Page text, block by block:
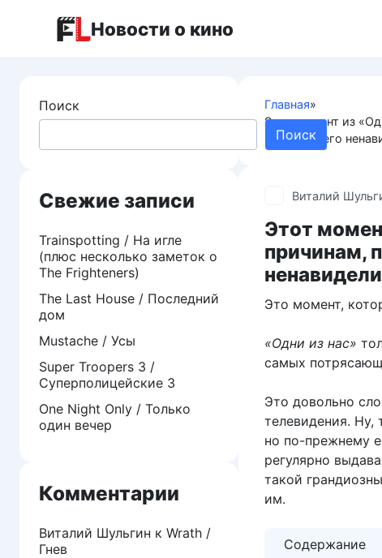
Новости о кино
Главная»
Этот момент из
видеоигр его
Виталий
Этот
причинам,
ненавидели
Это момент,
«Одни из нас»
самых
Это довольно
телевидения. Ну,
но по-прежнему
регулярно
такой
им.
Содержание
Поиск
Поиск
Свежие записи
Trainspotting / На игле
(плюс несколько заметок о
The Frighteners)
The Last House / Последний
дом
Mustache / Усы
Super Troopers 3 /
Суперполицейские 3
One Night Only / Только
один вечер
Комментарии
Виталий Шульгин к Wrath /
Гнев